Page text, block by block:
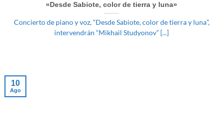
«Desde Sabiote, color de tierra y luna»
Concierto de piano y voz, “Desde Sabiote, color de tierra y luna”,
intervendrán “Mikhail Studyonov” [...]
10
Ago